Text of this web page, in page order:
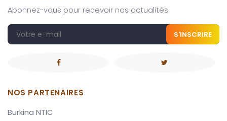
Abonnez-vous pour recevoir nos actualités.
S'INSCRIRE
NOS PARTENAIRES
Burkina NTIC